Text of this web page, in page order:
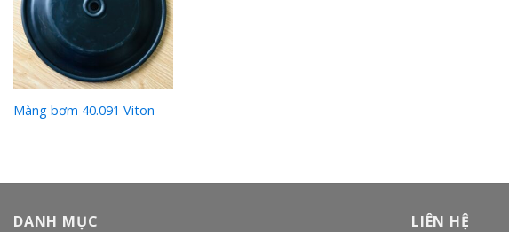
Màng bơm 40.091 Viton
DANH MỤC LIÊN HỆ